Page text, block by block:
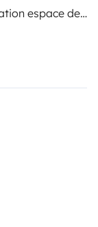
Climatisation espace de vie